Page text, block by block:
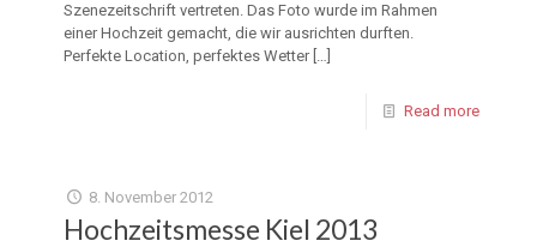
Szenezeitschrift vertreten. Das Foto wurde im Rahmen
einer Hochzeit gemacht, die wir ausrichten durften.
Perfekte Location, perfektes Wetter[…]
Read more
8. November 2012
Hochzeitsmesse Kiel 2013